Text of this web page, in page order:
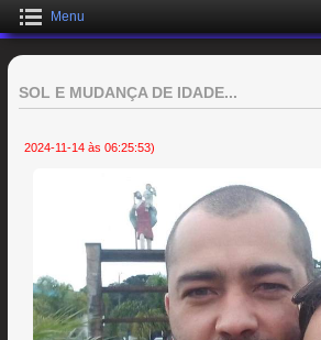
Menu
SOL E MUDANÇA DE IDADE...
2024-11-14 às 06:25:53)